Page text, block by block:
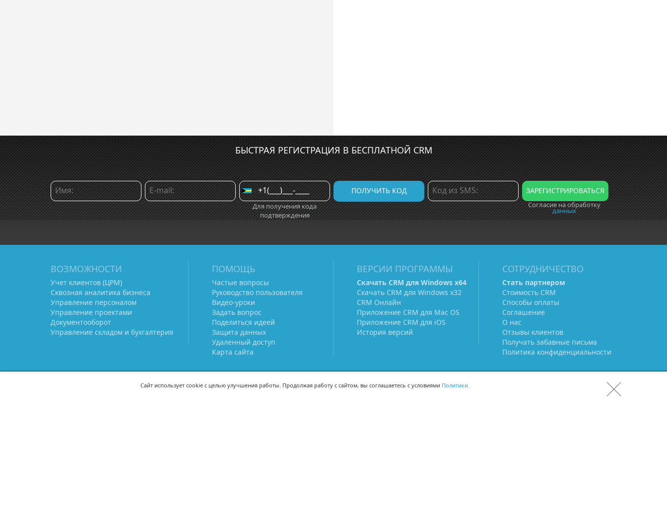
БЫСТРАЯ РЕГИСТРАЦИЯ В БЕСПЛАТНОЙ CRM
Для получения кода
подтверждения
Согласие на обработку
данных
ВОЗМОЖНОСТИ
Учет клиентов (ЦРМ)
Сквозная аналитика бизнеса
Управление персоналом
Управление проектами
Документооборот
Управление складом и бухгалтерия
ПОМОЩЬ
Частые вопросы
Руководство пользователя
Видео-уроки
Задать вопрос
Поделиться идеей
Защита данных
Удаленный доступ
Карта сайта
ВЕРСИИ ПРОГРАММЫ
Скачать CRM для Windows х64
Скачать CRM для Windows х32
CRM Онлайн
Приложение CRM для Mac OS
Приложение CRM для iOS
История версий
СОТРУДНИЧЕСТВО
Стать партнером
Стоимость CRM
Способы оплаты
Соглашение
О нас
Отзывы клиентов
Получать забавные письма
Политика конфиденциальности
Сайт использует cookie с целью улучшения работы. Продолжая работу с сайтом, вы соглашаетесь с условиями Политики.